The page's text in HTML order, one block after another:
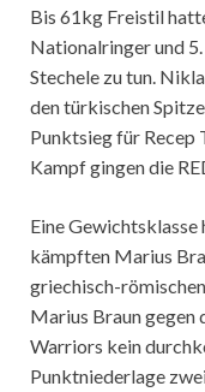
Bis 61kg Freistil
Nationalringer und
Stechele zu tun.
den türkischen
Punktsieg für Recep
Kampf gingen die
Eine
kämpften Marius
griechisch-
Marius Braun gegen
Warriors kein
Punktniederlage